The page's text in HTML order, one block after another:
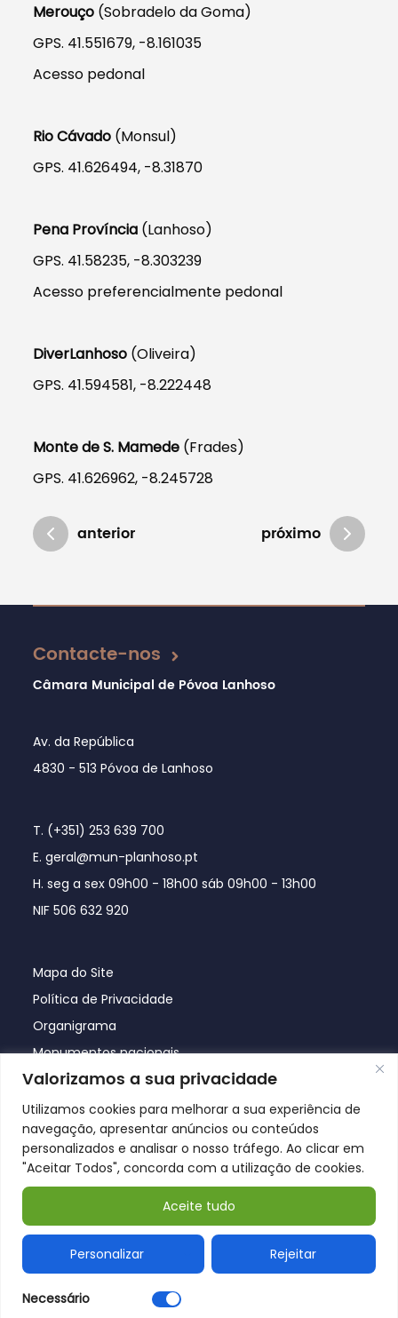
Valorizamos a sua privacidade
Utilizamos cookies para melhorar a sua experiência de
navegação, apresentar anúncios ou conteúdos
personalizados e analisar o nosso tráfego. Ao clicar em
"Aceitar Todos", concorda com a utilização de cookies.
Personalizar Rejeitar
Aceite tudo
Necessário
Merouço (Sobradelo da Goma)
GPS. 41.551679, -8.161035
Acesso pedonal
Rio Cávado (Monsul)
GPS. 41.626494, -8.31870
Pena Província (Lanhoso)
GPS. 41.58235, -8.303239
Acesso preferencialmente pedonal
DiverLanhoso (Oliveira)
GPS. 41.594581, -8.222448
Monte de S. Mamede (Frades)
GPS. 41.626962, -8.245728
anterior próximo
Atualizado em 25/06/2021
Contacte-nos
Câmara Municipal de Póvoa Lanhoso
Av. da República
4830 - 513 Póvoa de Lanhoso
T. (+351) 253 639 700
E. geral@mun-planhoso.pt
H. seg a sex 09h00 - 18h00 sáb 09h00 - 13h00
NIF 506 632 920
Mapa do Site
Política de Privacidade
Organigrama
Monumentos nacionais
© Póvoa de Lanhoso 2026